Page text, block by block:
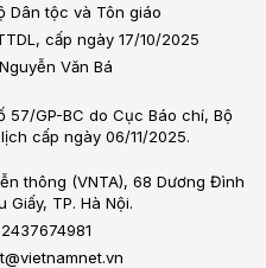
Dân tộc và Tôn giáo
cấp ngày 17/10/2025
Văn Bá
57/GP-BC do Cục Báo chí, Bộ
cấp ngày 06/11/2025.
thông (VNTA), 68 Dương Đình
Giấy, TP. Hà Nội.